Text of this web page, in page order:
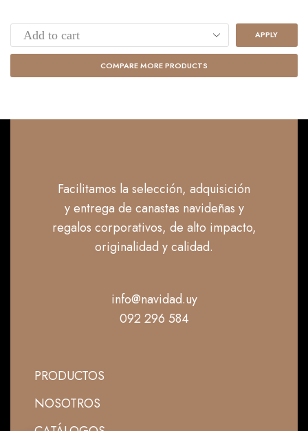
APPLY
COMPARE MORE PRODUCTS
Facilitamos la selección, adquisición
y entrega de canastas navideñas y
regalos corporativos, de alto impacto,
originalidad y calidad.
info@navidad.uy
092 296 584
PRODUCTOS
NOSOTROS